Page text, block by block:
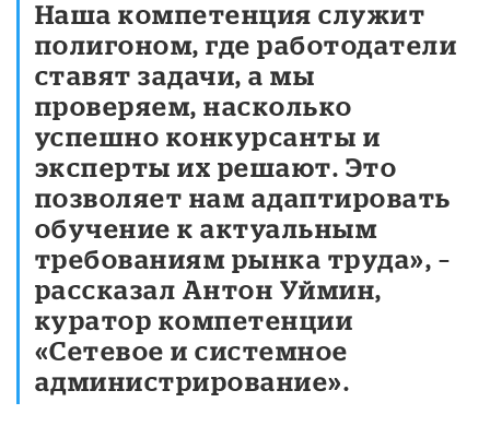
Наша компетенция служит
полигоном, где работодатели
ставят задачи, а мы
проверяем, насколько
успешно конкурсанты и
эксперты их решают. Это
позволяет нам адаптировать
обучение к актуальным
требованиям рынка труда», –
рассказал Антон Уймин,
куратор компетенции
«Сетевое и системное
администрирование».